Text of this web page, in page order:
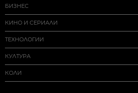
БИЗНЕС
КИНО И СЕРИАЛИ
ТЕХНОЛОГИИ
КУЛТУРА
КОЛИ